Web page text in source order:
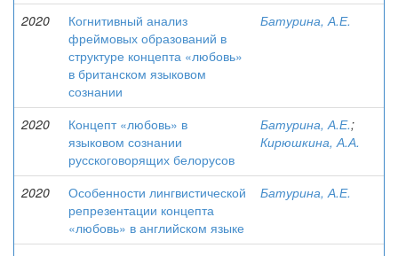
2020
Когнитивный анализ
фреймовых образований в
структуре концепта «любовь»
в британском языковом
сознании
Батурина, А.Е.
2020
Концепт «любовь» в
языковом сознании
русскоговорящих белорусов
Батурина, А.Е.;
Кирюшкина, А.А.
2020
Особенности лингвистической
репрезентации концепта
«любовь» в английском языке
Батурина, А.Е.